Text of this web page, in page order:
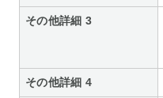
その他詳細 3
その他詳細 4